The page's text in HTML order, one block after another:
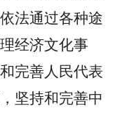
法通过各种途
经济文化事
完善人民代表
坚持和完善中